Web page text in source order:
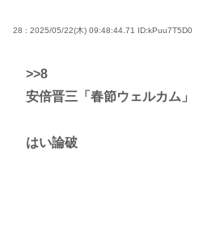
28 : 2025/05/22(木) 09:48:44.71 ID:kPuu7T5D0
>>8
安倍晋三「春節ウェルカム」
はい論破